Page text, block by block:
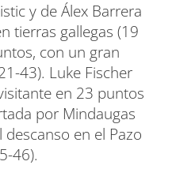
y de Álex Barrera
tierras gallegas (19
con un gran
43). Luke Fischer
en 23 puntos
por Mindaugas
en el Pazo
46).